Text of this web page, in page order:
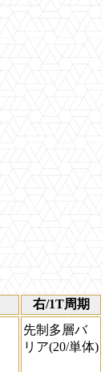
右/1T周期
先制多層バ
リア(20/単体)